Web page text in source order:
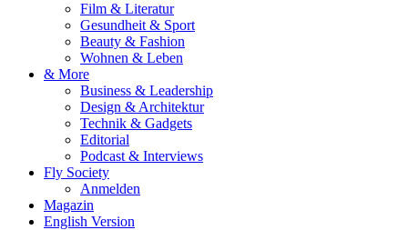
Film & Literatur
Gesundheit & Sport
Beauty & Fashion
Wohnen & Leben
& More
Business & Leadership
Design & Architektur
Technik & Gadgets
Editorial
Podcast & Interviews
Fly Society
Anmelden
Magazin
English Version